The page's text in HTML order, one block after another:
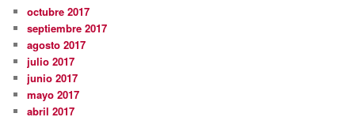
octubre 2017
septiembre 2017
agosto 2017
julio 2017
junio 2017
mayo 2017
abril 2017